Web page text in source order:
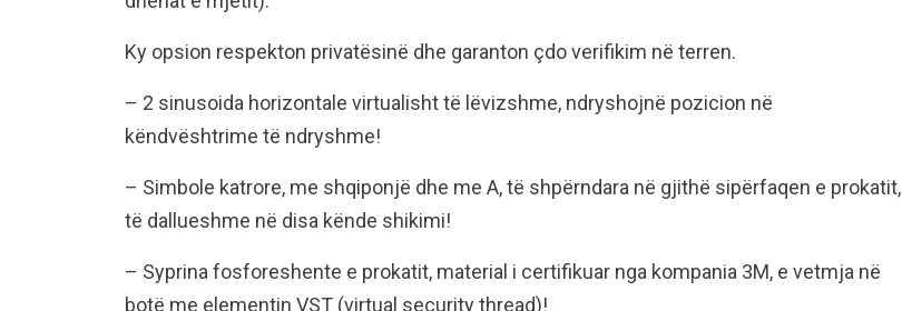
Ky opsion respekton privatësinë dhe garanton çdo verifikim në terren.
– 2 sinusoida horizontale virtualisht të lëvizshme, ndryshojnë pozicion në
këndvështrime të ndryshme!
– Simbole katrore, me shqiponjë dhe me A, të shpërndara në gjithë sipërfaqen e prokatit,
të dallueshme në disa kënde shikimi!
– Syprina fosforeshente e prokatit, material i certifikuar nga kompania 3M, e vetmja në
botë me elementin VST (virtual security thread)!